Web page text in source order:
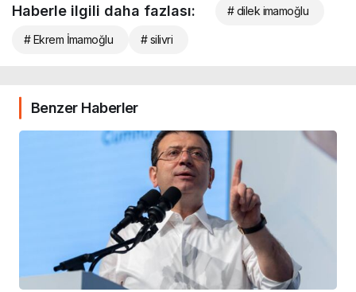
Haberle ilgili daha fazlası: # dilek imamoğlu
# Ekrem İmamoğlu # silivri
Benzer Haberler